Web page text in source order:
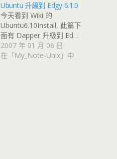
Ubuntu 升級到 Edgy 6.1.0
今天看到 Wiki 的
Ubuntu6.10Install, 此篇下
面有 Dapper 升級到 Ed…
2007 年 01 月 06 日
在「My_Note-Unix」中